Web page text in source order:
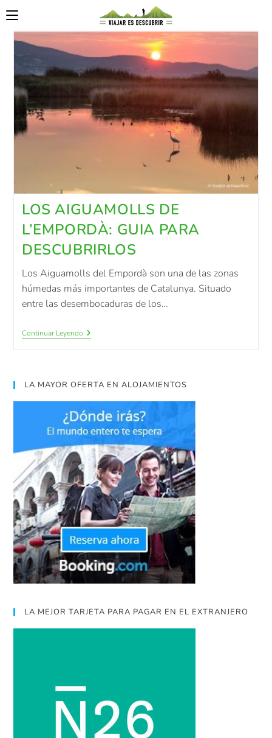
LOS AIGUAMOLLS DE
L’EMPORDÀ: GUIA PARA
DESCUBRIRLOS
Los Aiguamolls del Empordà son una de las zonas
húmedas más importantes de Catalunya. Situado
entre las desembocaduras de los…
Continuar Leyendo
LA MAYOR OFERTA EN ALOJAMIENTOS
LA MEJOR TARJETA PARA PAGAR EN EL EXTRANJERO